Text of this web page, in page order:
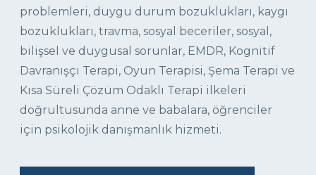
problemleri, duygu durum bozuklukları, kaygı
bozuklukları, travma, sosyal beceriler, sosyal,
bilişsel ve duygusal sorunlar, EMDR, Kognitif
Davranışçı Terapi, Oyun Terapisi, Şema Terapi ve
Kısa Süreli Çözüm Odaklı Terapi ilkeleri
doğrultusunda anne ve babalara, öğrenciler
için psikolojik danışmanlık hizmeti.